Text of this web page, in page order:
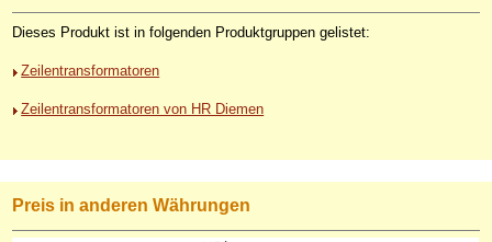
Dieses Produkt ist in folgenden Produktgruppen gelistet:
Zeilentransformatoren
Zeilentransformatoren von HR Diemen
Preis in anderen Währungen